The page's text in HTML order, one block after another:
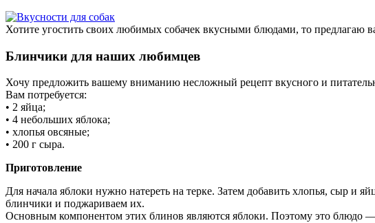
Хотите угостить своих любимых собачек вкусными блюдами, то предлагаю
Блинчики для наших любимцев
Хочу предложить ва­шему вниманию несложный рецепт вкусного и
Вам потребуется:
• 2 яйца;
• 4 небольших яблока;
• хлопья овсяные;
• 200 г сыра.
Приготовление
Для начала яблоки нужно на­тереть на терке. Затем до­бавить хлопья, сыр и
блинчики и поджариваем их.
Основным компонентом этих блинов являются яблоки. Поэтому это